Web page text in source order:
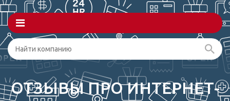
ОТЗЫВЫ ПРО ИНТЕРНЕТ-